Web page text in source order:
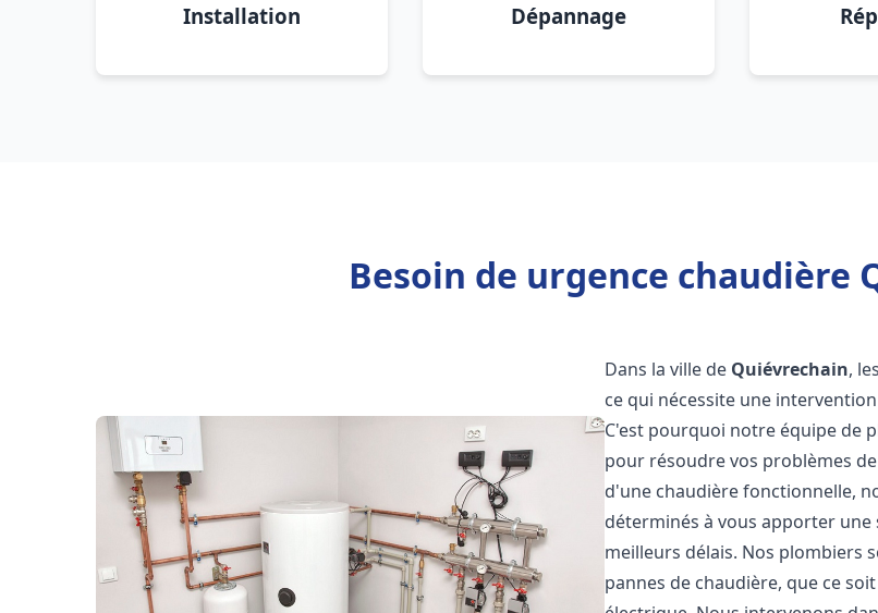
Installation Dépannage
Besoin de urgence chaudière
Dans la ville de Quiévrechain,
ce qui nécessite une
C'est pourquoi notre équipe de
pour résoudre vos problèmes
d'une chaudière fonctionnelle,
déterminés à vous apporter
meilleurs délais. Nos plombiers
pannes de chaudière, que ce